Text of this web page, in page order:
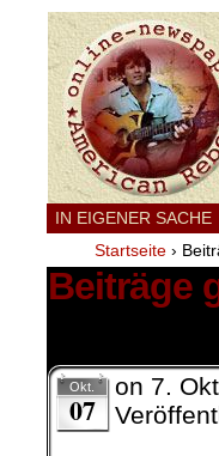
IN EIGENER SACHE
Startseite ›
Beiträge
Okt.
07
on 7.